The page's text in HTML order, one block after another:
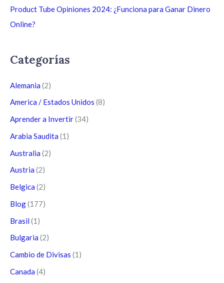
Product Tube Opiniones 2024: ¿Funciona para Ganar Dinero
Online?
Categorías
Alemania (2)
America / Estados Unidos (8)
Aprender a Invertir(34)
Arabia Saudita (1)
Australia (2)
Austria (2)
Belgica (2)
Blog(177)
Brasil (1)
Bulgaria (2)
Cambio de Divisas (1)
Canada (4)